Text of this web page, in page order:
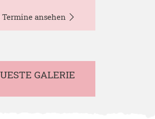
ansehen
GALERIE